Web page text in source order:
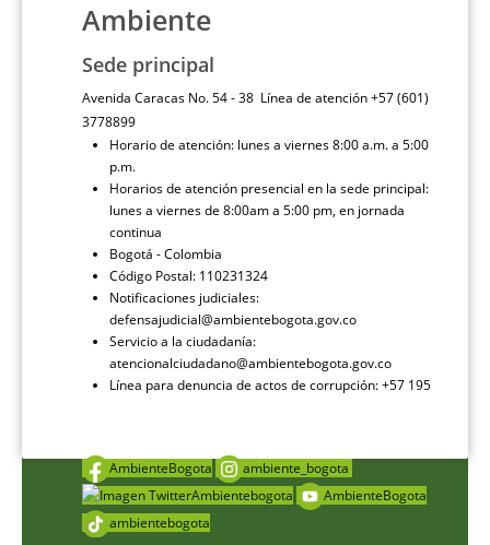
Ambiente
Sede principal
Avenida Caracas No. 54 - 38 Línea de atención +57 (601)
3778899
Horario de atención: lunes a viernes 8:00 a.m. a 5:00
p.m.
Horarios de atención presencial en la sede principal:
lunes a viernes de 8:00am a 5:00 pm, en jornada
continua
Bogotá - Colombia
Código Postal: 110231324
Notificaciones judiciales:
defensajudicial@ambientebogota.gov.co
Servicio a la ciudadanía:
atencionalciudadano@ambientebogota.gov.co
Línea para denuncia de actos de corrupción: +57 195
AmbienteBogota
ambiente_bogota
Ambientebogota
AmbienteBogota
ambientebogota